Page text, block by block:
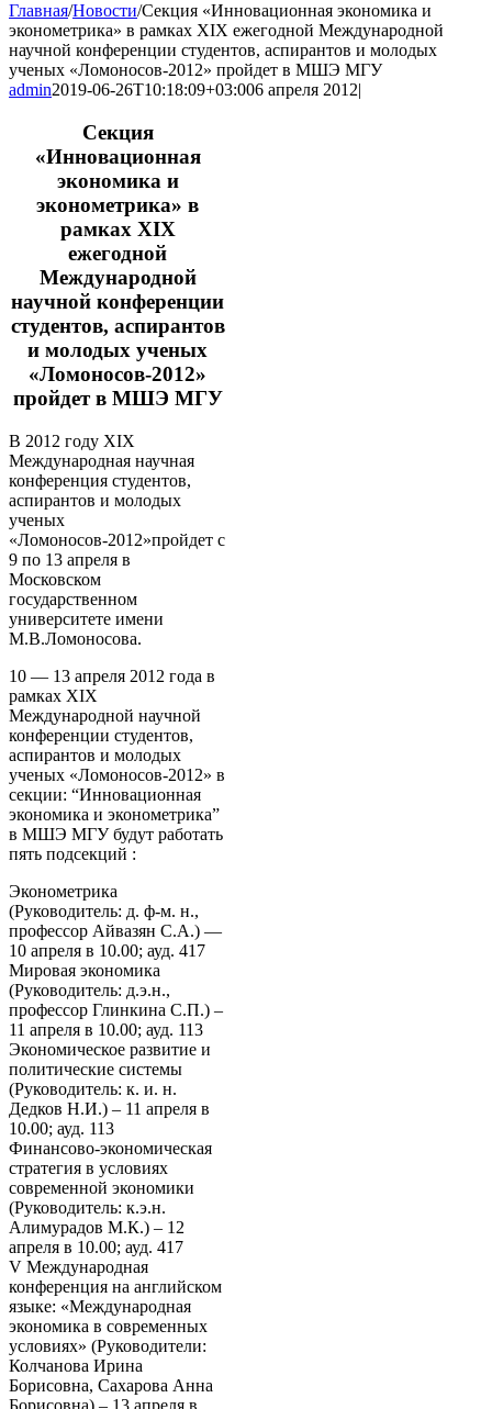
Главная/Новости/Секция «Инновационная экономика и
эконометрика» в рамках XIX ежегодной Международной
научной конференции студентов, аспирантов и молодых
ученых «Ломоносов-2012» пройдет в МШЭ МГУ
admin2019-06-26T10:18:09+03:006 апреля 2012|
Секция
«Инновационная
экономика и
эконометрика» в
рамках XIX
ежегодной
Международной
научной конференции
студентов, аспирантов
и молодых ученых
«Ломоносов-2012»
пройдет в МШЭ МГУ
В 2012 году XIX
Международная научная
конференция студентов,
аспирантов и молодых
ученых
«Ломоносов-2012»пройдет с
9 по 13 апреля в
Московском
государственном
университете имени
М.В.Ломоносова.
10 — 13 апреля 2012 года в
рамках XIX
Международной научной
конференции студентов,
аспирантов и молодых
ученых «Ломоносов-2012» в
секции: “Инновационная
экономика и эконометрика”
в МШЭ МГУ будут работать
пять подсекций :
Эконометрика
(Руководитель: д. ф-м. н.,
профессор Айвазян С.А.) —
10 апреля в 10.00; ауд. 417
Мировая экономика
(Руководитель: д.э.н.,
профессор Глинкина С.П.) –
11 апреля в 10.00; ауд. 113
Экономическое развитие и
политические системы
(Руководитель: к. и. н.
Дедков Н.И.) – 11 апреля в
10.00; ауд. 113
Финансово-экономическая
стратегия в условиях
современной экономики
(Руководитель: к.э.н.
Алимурадов М.К.) – 12
апреля в 10.00; ауд. 417
V Международная
конференция на английском
языке: «Международная
экономика в современных
условиях» (Руководители:
Колчанова Ирина
Борисовна, Сахарова Анна
Борисовна) – 13 апреля в